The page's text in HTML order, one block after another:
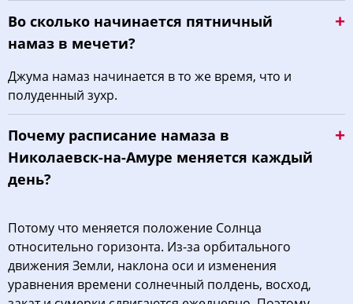
Во сколько начинается пятничный
намаз в мечети?
Джума намаз начинается в то же время, что и
полуденный зухр.
Почему расписание намаза в
Николаевск-на-Амуре меняется каждый
день?
Потому что меняется положение Солнца
относительно горизонта. Из-за орбитального
движения Земли, наклона оси и изменения
уравнения времени солнечный полдень, восход,